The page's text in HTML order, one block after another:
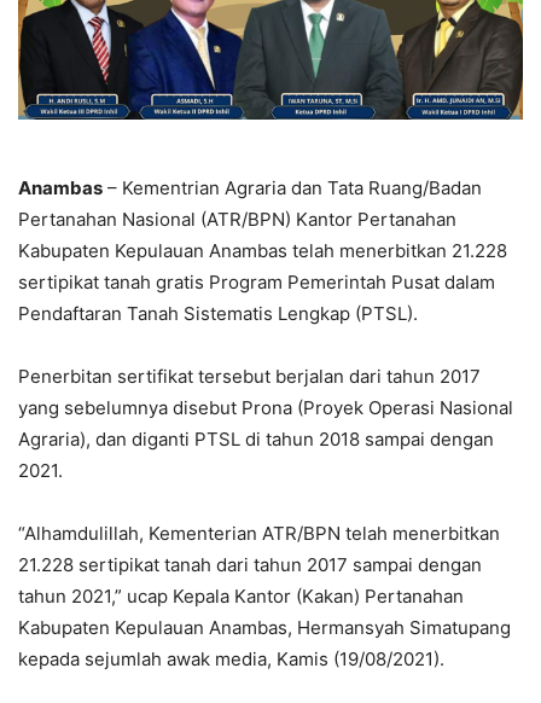
Anambas – Kementrian Agraria dan Tata Ruang/Badan
Pertanahan Nasional (ATR/BPN) Kantor Pertanahan
Kabupaten Kepulauan Anambas telah menerbitkan 21.228
sertipikat tanah gratis Program Pemerintah Pusat dalam
Pendaftaran Tanah Sistematis Lengkap (PTSL).
Penerbitan sertifikat tersebut berjalan dari tahun 2017
yang sebelumnya disebut Prona (Proyek Operasi Nasional
Agraria), dan diganti PTSL di tahun 2018 sampai dengan
2021.
“Alhamdulillah, Kementerian ATR/BPN telah menerbitkan
21.228 sertipikat tanah dari tahun 2017 sampai dengan
tahun 2021,” ucap Kepala Kantor (Kakan) Pertanahan
Kabupaten Kepulauan Anambas, Hermansyah Simatupang
kepada sejumlah awak media, Kamis (19/08/2021).